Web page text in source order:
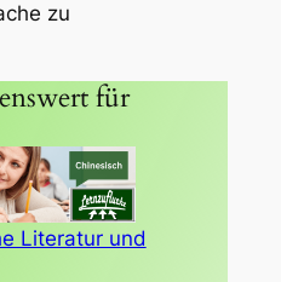
zu
für
Literatur und